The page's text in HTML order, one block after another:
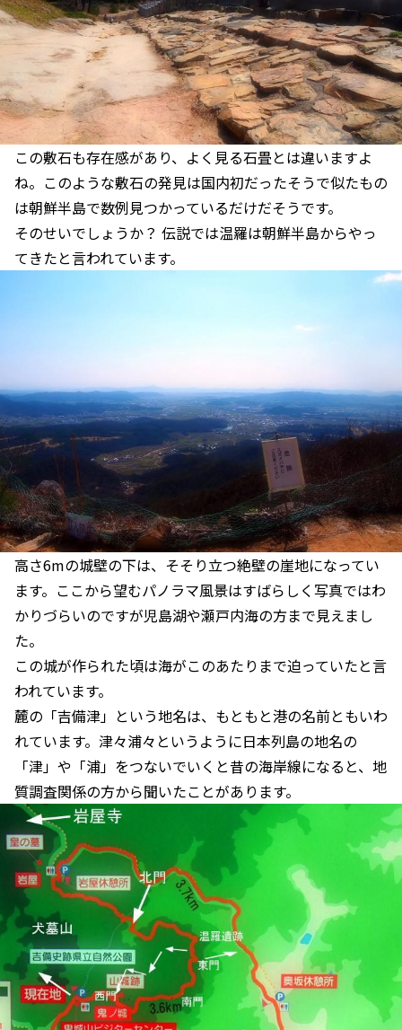
この敷石も存在感があり、よく見る石畳とは違いますよ
ね。このような敷石の発見は国内初だったそうで似たもの
は朝鮮半島で数例見つかっているだけだそうです。
そのせいでしょうか？ 伝説では温羅は朝鮮半島からやっ
てきたと言われています。
高さ6mの城壁の下は、そそり立つ絶壁の崖地になってい
ます。ここから望むパノラマ風景はすばらしく写真ではわ
かりづらいのですが児島湖や瀬戸内海の方まで見えまし
た。
この城が作られた頃は海がこのあたりまで迫っていたと言
われています。
麓の「吉備津」という地名は、もともと港の名前ともいわ
れています。津々浦々というように日本列島の地名の
「津」や「浦」をつないでいくと昔の海岸線になると、地
質調査関係の方から聞いたことがあります。